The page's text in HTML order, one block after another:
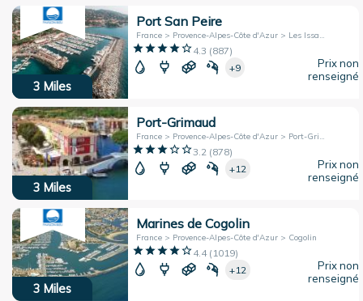
3 Miles
Port San Peire
France > Provence-Alpes-Côte d'Azur > Les Issambres
4.3 (887)
+9
Prix non
renseigné
3 Miles
Port-Grimaud
France > Provence-Alpes-Côte d'Azur > Port-Grimaud
3.2(878)
+12
Prix non
renseigné
3 Miles
Marines de Cogolin
France > Provence-Alpes-Côte d'Azur > Cogolin
4.4( 1019)
+12
Prix non
renseigné